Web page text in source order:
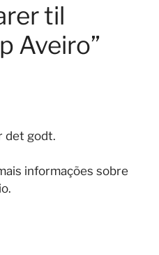
til
Aveiro”
det godt.
informações sobre